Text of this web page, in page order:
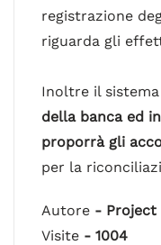
registrazione
riguarda gli
Inoltre il sistema
della banca ed
proporrà gli
per la
Autore - Project
Visite - 1004